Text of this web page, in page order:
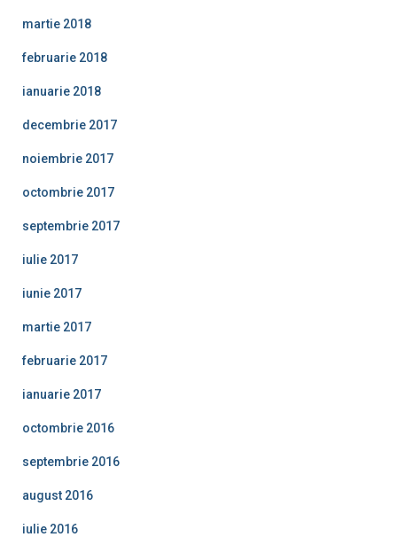
martie 2018
februarie 2018
ianuarie 2018
decembrie 2017
noiembrie 2017
octombrie 2017
septembrie 2017
iulie 2017
iunie 2017
martie 2017
februarie 2017
ianuarie 2017
octombrie 2016
septembrie 2016
august 2016
iulie 2016